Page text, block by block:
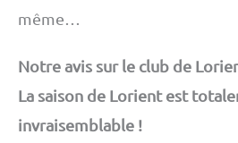
même…
Notre avis sur le club de
La saison de Lorient est
invraisemblable !